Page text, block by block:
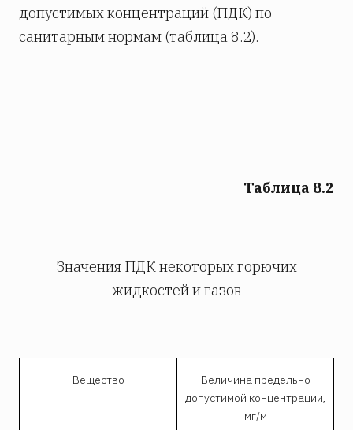
допустимых концентраций (ПДК) по
санитарным нормам (таблица 8.2).
Таблица 8.2
Значения ПДК некоторых горючих
жидкостей и газов
Вещество
Величина предельно
допустимой концентрации,
мг/м